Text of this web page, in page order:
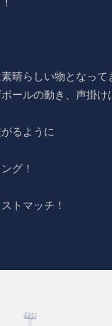
晴らしい物となっ
ールの動き、声掛け
るように
グ！
トマッチ！